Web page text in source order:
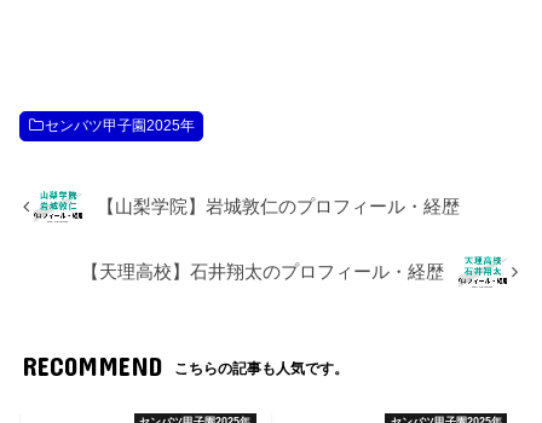
センバツ甲子園2025年
【山梨学院】岩城敦仁のプロフィール・経歴
【天理高校】石井翔太のプロフィール・経歴
RECOMMEND こちらの記事も人気です。